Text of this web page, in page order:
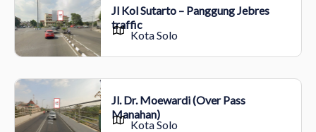
Jl Kol Sutarto – Panggung Jebres
traffic
Kota Solo
Jl. Dr. Moewardi (Over Pass
Manahan)
Kota Solo